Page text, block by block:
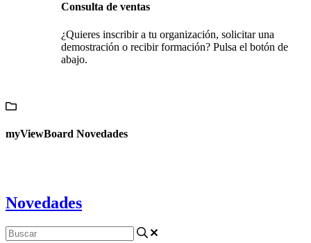
Consulta de ventas
¿Quieres inscribir a tu organización, solicitar una
demostración o recibir formación? Pulsa el botón de
abajo.
myViewBoard Novedades
Novedades